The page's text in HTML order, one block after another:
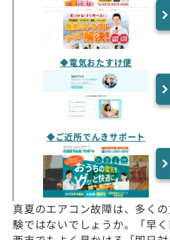
◆電気おたすけ便
◆ご近所でんきサポート
真夏のエアコン故障は、多く
験ではないでしょうか。「早